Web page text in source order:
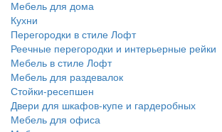
Мебель для дома
Кухни
Перегородки в стиле Лофт
Реечные перегородки и интерьерные рейки
Мебель в стиле Лофт
Мебель для раздевалок
Стойки-ресепшен
Двери для шкафов-купе и гардеробных
Мебель для офиса